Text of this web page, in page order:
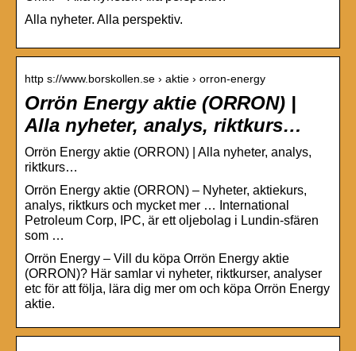
Alla nyheter. Alla perspektiv.
http s://www.borskollen.se › aktie › orron-energy
Orrön Energy aktie (ORRON) |
Alla nyheter, analys, riktkurs…
Orrön Energy aktie (ORRON) | Alla nyheter, analys,
riktkurs…
Orrön Energy aktie (ORRON) – Nyheter, aktiekurs,
analys, riktkurs och mycket mer … International
Petroleum Corp, IPC, är ett oljebolag i Lundin-sfären
som …
Orrön Energy – Vill du köpa Orrön Energy aktie
(ORRON)? Här samlar vi nyheter, riktkurser, analyser
etc för att följa, lära dig mer om och köpa Orrön Energy
aktie.